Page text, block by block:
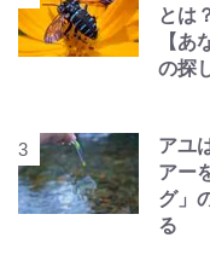
とは
【あ
の探
アユ
アー
グ」
る